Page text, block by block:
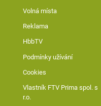
Volná místa
Reklama
HbbTV
Podmínky užívání
Cookies
Vlastník FTV Prima spol. s
r.o.